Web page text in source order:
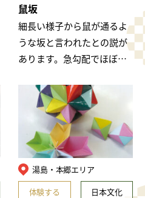
鼠坂
細長い様子から鼠が通るよ
うな坂と言われたとの説が
あります。急勾配でほぼ真
道です。
湯島・本郷エリア
体験する
日本文化